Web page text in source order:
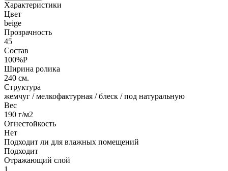
Характеристики
Цвет
beige
Прозрачность
45
Состав
100%P
Ширина ролика
240 см.
Структура
жемчуг / мелкофактурная / блеск / под натуральную
Вес
190 г/м2
Огнестойкость
Нет
Подходит ли для влажных помещений
Подходит
Отражающий слой